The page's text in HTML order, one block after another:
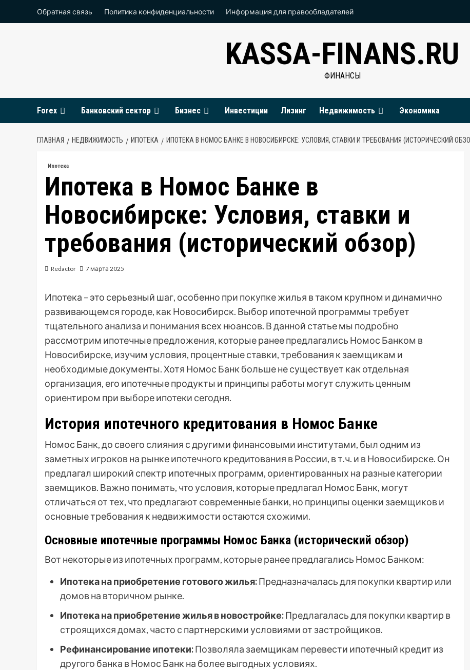
Обратная связь Политика конфиденциальности Информация для правообладателей
KASSA-FINANS.RU
ФИНАНСЫ
Forex Банковский сектор Бизнес Инвестиции Лизинг Недвижимость Экономика
ГЛАВНАЯ НЕДВИЖИМОСТЬ ИПОТЕКА ИПОТЕКА В НОМОС БАНКЕ В НОВОСИБИРСКЕ: УСЛОВИЯ, СТАВКИ И ТРЕБОВАНИЯ (ИСТОРИЧЕСКИЙ
Ипотека
Ипотека в Номос Банке в
Новосибирске: Условия, ставки и
требования (исторический обзор)
Redactor 7 марта 2025
Ипотека – это серьезный шаг, особенно при покупке жилья в таком крупном и динамично
развивающемся городе, как Новосибирск. Выбор ипотечной программы требует
тщательного анализа и понимания всех нюансов. В данной статье мы подробно
рассмотрим ипотечные предложения, которые ранее предлагались Номос Банком в
Новосибирске, изучим условия, процентные ставки, требования к заемщикам и
необходимые документы. Хотя Номос Банк больше не существует как отдельная
организация, его ипотечные продукты и принципы работы могут служить ценным
ориентиром при выборе ипотеки сегодня.
История ипотечного кредитования в Номос Банке
Номос Банк, до своего слияния с другими финансовыми институтами, был одним из
заметных игроков на рынке ипотечного кредитования в России, в т.ч. и в Новосибирске. Он
предлагал широкий спектр ипотечных программ, ориентированных на разные категории
заемщиков. Важно понимать, что условия, которые предлагал Номос Банк, могут
отличаться от тех, что предлагают современные банки, но принципы оценки заемщиков и
основные требования к недвижимости остаются схожими.
Основные ипотечные программы Номос Банка (исторический обзор)
Вот некоторые из ипотечных программ, которые ранее предлагались Номос Банком:
Ипотека на приобретение готового жилья:Предназначалась для покупки квартир или
домов на вторичном рынке.
Ипотека на приобретение жилья в новостройке:Предлагалась для покупки квартир в
строящихся домах, часто с партнерскими условиями от застройщиков.
Рефинансирование ипотеки:Позволяла заемщикам перевести ипотечный кредит из
другого банка в Номос Банк на более выгодных условиях.